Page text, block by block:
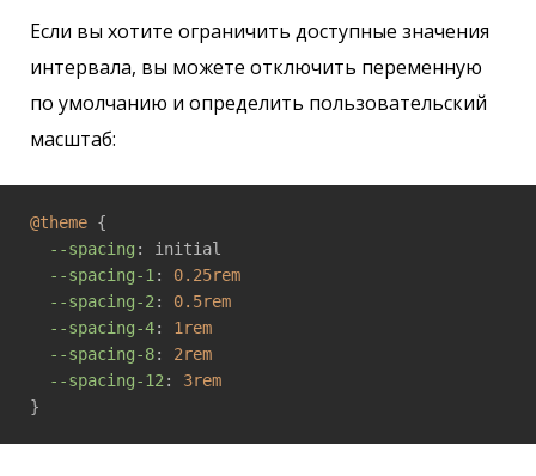
Если вы хотите ограничить доступные значения
интервала, вы можете отключить переменную
по умолчанию и определить пользовательский
масштаб:
@theme {
--spacing : initial
--spacing-1: 0.25rem
--spacing-2: 0.5rem
--spacing-4: 1rem
--spacing-8: 2rem
--spacing-12: 3rem
}